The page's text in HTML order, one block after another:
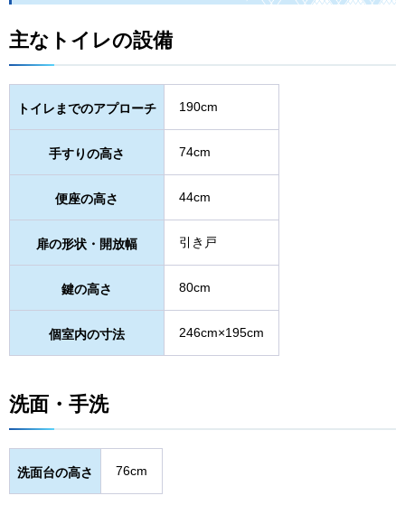
主なトイレの設備
トイレまでのアプローチ 190cm
手すりの高さ 74cm
便座の高さ 44cm
扉の形状・開放幅 引き戸
鍵の高さ 80cm
個室内の寸法 246cm×195cm
洗面・手洗
洗面台の高さ 76cm